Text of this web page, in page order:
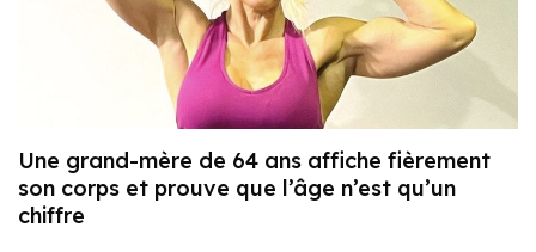
Une grand-mère de 64 ans affiche fièrement
son corps et prouve que l’âge n’est qu’un
chiffre